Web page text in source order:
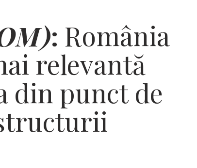
: România
relevantă
din punct de